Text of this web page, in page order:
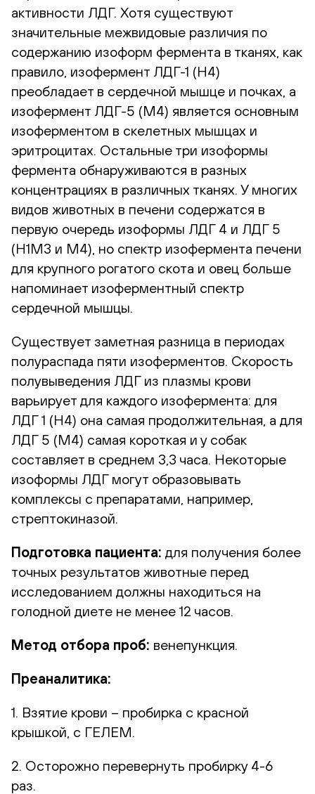
активности ЛДГ. Хотя существуют
значительные межвидовые различия по
содержанию изоформ фермента в тканях, как
правило, изофермент ЛДГ-1 (Н4)
преобладает в сердечной мышце и почках, а
изофермент ЛДГ-5 (М4) является основным
изоферментом в скелетных мышцах и
эритроцитах. Остальные три изоформы
фермента обнаруживаются в разных
концентрациях в различных тканях. У многих
видов животных в печени содержатся в
первую очередь изоформы ЛДГ 4 и ЛДГ 5
(H1M3 и M4), но спектр изофермента печени
для крупного рогатого скота и овец больше
напоминает изоферментный спектр
сердечной мышцы.
Существует заметная разница в периодах
полураспада пяти изоферментов. Скорость
полувыведения ЛДГ из плазмы крови
варьирует для каждого изофермента: для
ЛДГ 1 (Н4) она самая продолжительная, а для
ЛДГ 5 (M4) самая короткая и у собак
составляет в среднем 3,3 часа. Некоторые
изоформы ЛДГ могут образовывать
комплексы с препаратами, например,
стрептокиназой.
Подготовка пациента: для получения более
точных результатов животные перед
исследованием должны находиться на
голодной диете не менее 12 часов.
Метод отбора проб: венепункция.
Преаналитика:
1. Взятие крови – пробирка с красной
крышкой, с ГЕЛЕМ.
2. Осторожно перевернуть пробирку 4-6
раз.